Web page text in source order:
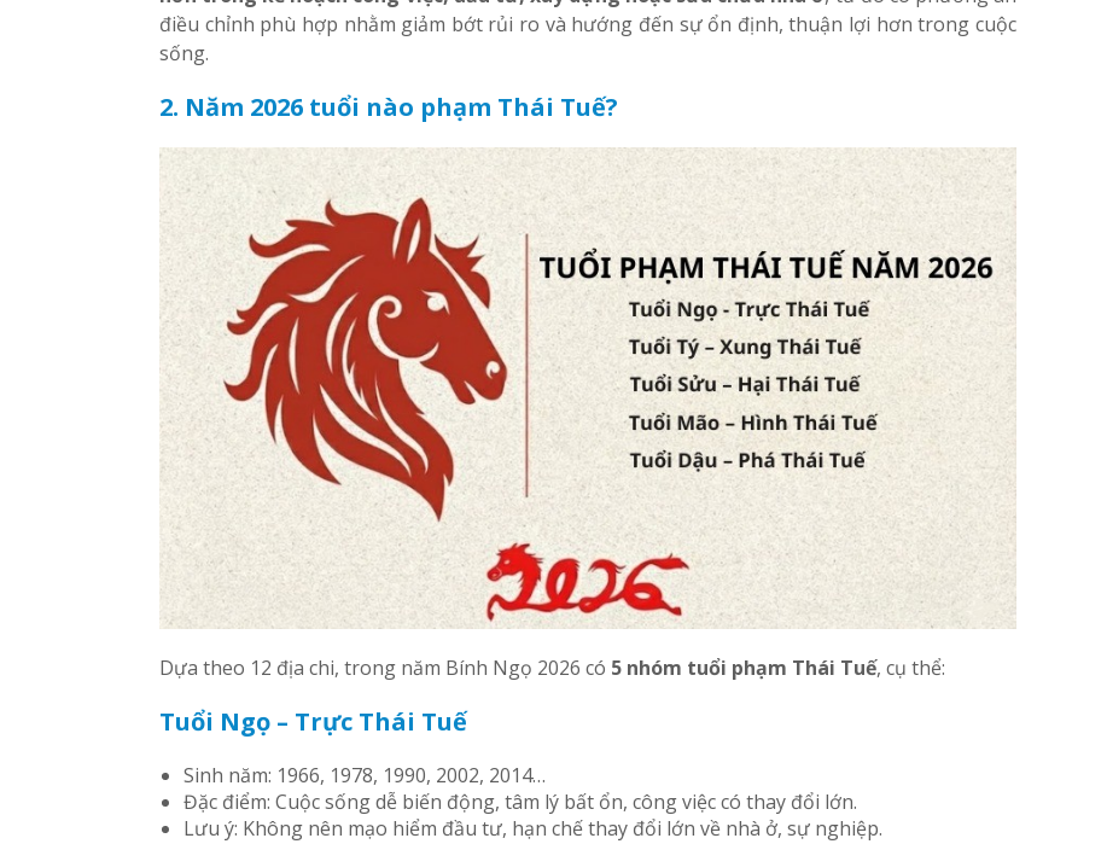
điều chỉnh phù hợp nhằm giảm bớt rủi ro và hướng đến sự ổn định, thuận lợi hơn trong cuộc
sống.
2. Năm 2026 tuổi nào phạm Thái Tuế?
Dựa theo 12 địa chi, trong năm Bính Ngọ 2026 có 5 nhóm tuổi phạm Thái Tuế, cụ thể:
Tuổi Ngọ – Trực Thái Tuế
Sinh năm: 1966, 1978, 1990, 2002, 2014…
Đặc điểm: Cuộc sống dễ biến động, tâm lý bất ổn, công việc có thay đổi lớn.
Lưu ý: Không nên mạo hiểm đầu tư, hạn chế thay đổi lớn về nhà ở, sự nghiệp.